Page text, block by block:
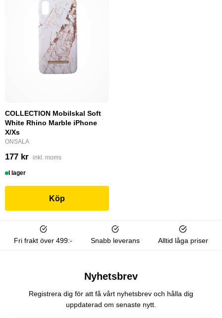
COLLECTION Mobilskal Soft
White Rhino Marble iPhone
X/Xs
ONSALA
177 kr inkl. moms
I lager
Köp
Fri frakt över 499:- Snabb leverans Alltid låga priser
Nyhetsbrev
Registrera dig för att få vårt nyhetsbrev och hålla dig
uppdaterad om senaste nytt.